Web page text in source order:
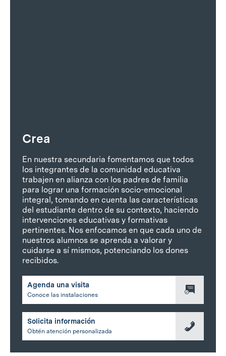
Crea
En nuestra secundaria fomentamos que todos
los integrantes de la comunidad educativa
trabajen en alianza con los padres de familia
para lograr una formación socio-emocional
integral, tomando en cuenta las características
del estudiante dentro de su contexto, haciendo
intervenciones educativas y formativas
pertinentes. Nos enfocamos en que cada uno de
nuestros alumnos se aprenda a valorar y
cuidarse a sí mismos, potenciando los dones
recibidos.
Agenda una visita
Conoce las instalaciones
Solicita información
Obtén atención personalizada